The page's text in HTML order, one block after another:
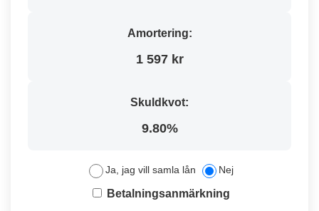
Amortering:
1 597 kr
Skuldkvot:
9.80%
Ja, jag vill samla lån Nej
Betalningsanmärkning